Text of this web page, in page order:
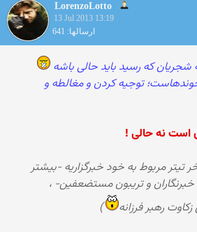
LorenzoLotto
13 Jul 2013 13:19
ارسالها: 641
که رسید باید حالی باشه
توجیه کردن و مغالطه و
است نه حالی !
مربوط به خود خبرگزاریه -بیشتر
خبرنگاران و تریبون مستضعفین- ،
رهبر فرزانه
)